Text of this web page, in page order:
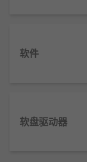
软件
软盘驱动器